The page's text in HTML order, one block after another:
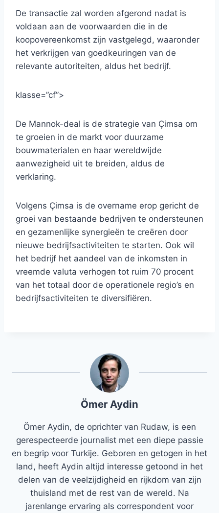
De transactie zal worden afgerond nadat is
voldaan aan de voorwaarden die in de
koopovereenkomst zijn vastgelegd, waaronder
het verkrijgen van goedkeuringen van de
relevante autoriteiten, aldus het bedrijf.
klasse=”cf”>
De Mannok-deal is de strategie van Çimsa om
te groeien in de markt voor duurzame
bouwmaterialen en haar wereldwijde
aanwezigheid uit te breiden, aldus de
verklaring.
Volgens Çimsa is de overname erop gericht de
groei van bestaande bedrijven te ondersteunen
en gezamenlijke synergieën te creëren door
nieuwe bedrijfsactiviteiten te starten. Ook wil
het bedrijf het aandeel van de inkomsten in
vreemde valuta verhogen tot ruim 70 procent
van het totaal door de operationele regio’s en
bedrijfsactiviteiten te diversifiëren.
Ömer Aydin
Ömer Aydin, de oprichter van Rudaw, is een
gerespecteerde journalist met een diepe passie
en begrip voor Turkije. Geboren en getogen in het
land, heeft Aydin altijd interesse getoond in het
delen van de veelzijdigheid en rijkdom van zijn
thuisland met de rest van de wereld. Na
jarenlange ervaring als correspondent voor